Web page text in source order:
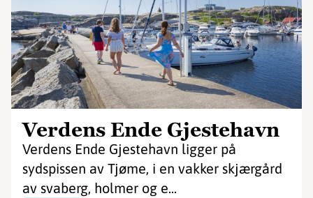
Verdens Ende Gjestehavn
Verdens Ende Gjestehavn ligger på
sydspissen av Tjøme, i en vakker skjærgård
av svaberg, holmer og e...